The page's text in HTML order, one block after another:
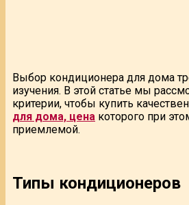
Выбор кондиционера для дома
изучения. В этой статье мы
критерии, чтобы купить
для дома, цена которого при
приемлемой.
Типы кондиционеров